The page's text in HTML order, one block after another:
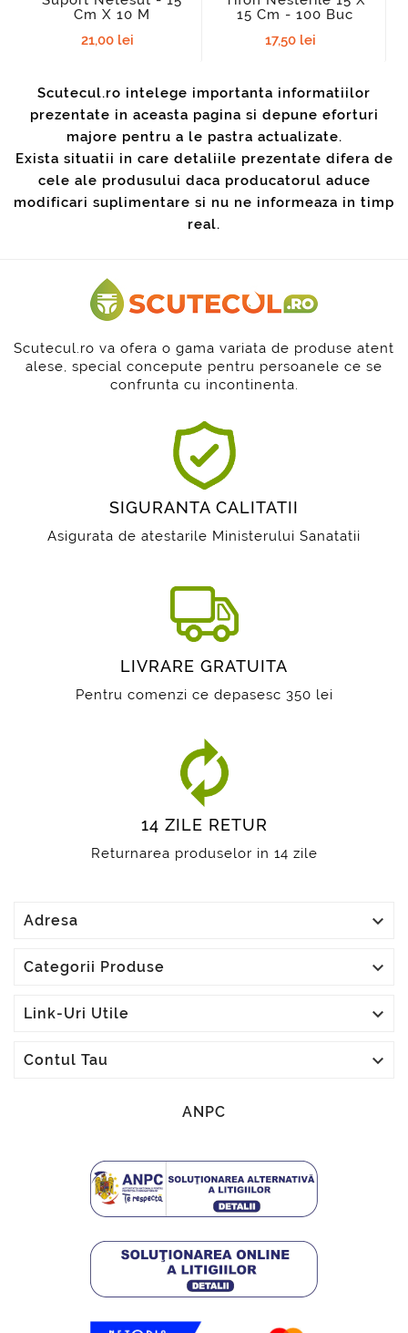
Cm X 10 M
21,00 lei
15 Cm - 100 Buc
17,50 lei
Scutecul.ro intelege importanta informatiilor
prezentate in aceasta pagina si depune eforturi
majore pentru a le pastra actualizate.
Exista situatii in care detaliile prezentate difera de
cele ale produsului daca producatorul aduce
modificari suplimentare si nu ne informeaza in timp
real.
Scutecul.ro va ofera o gama variata de produse atent
alese, special concepute pentru persoanele ce se
confrunta cu incontinenta.
SIGURANTA CALITATII
Asigurata de atestarile Ministerului Sanatatii
LIVRARE GRATUITA
Pentru comenzi ce depasesc 350 lei
14 ZILE RETUR
Returnarea produselor in 14 zile
Adresa 
Categorii Produse 
Link-Uri Utile 
Contul Tau 
ANPC